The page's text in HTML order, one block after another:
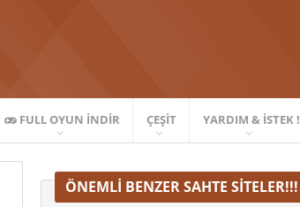
FULL OYUN İNDIR ÇEŞIT YARDIM & İSTEK !
ÖNEMLI BENZER SAHTE SITELER!!!